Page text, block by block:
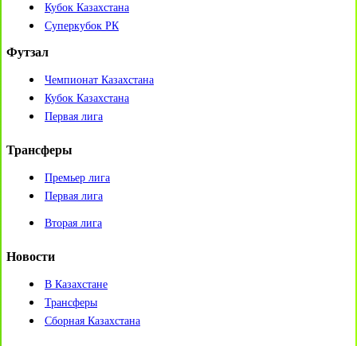
Кубок Казахстана
Суперкубок РК
Футзал
Чемпионат Казахстана
Кубок Казахстана
Первая лига
Трансферы
Премьер лига
Первая лига
Вторая лига
Новости
В Казахстане
Трансферы
Сборная Казахстана